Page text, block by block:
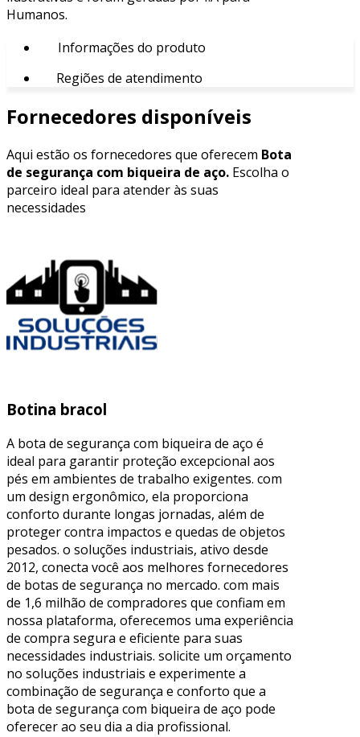
Humanos.
Informações do produto
Regiões de atendimento
Fornecedores disponíveis
Aqui estão os fornecedores que oferecem Bota
de segurança com biqueira de aço. Escolha o
parceiro ideal para atender às suas
necessidades
Botina bracol
A bota de segurança com biqueira de aço é
ideal para garantir proteção excepcional aos
pés em ambientes de trabalho exigentes. com
um design ergonômico, ela proporciona
conforto durante longas jornadas, além de
proteger contra impactos e quedas de objetos
pesados. o soluções industriais, ativo desde
2012, conecta você aos melhores fornecedores
de botas de segurança no mercado. com mais
de 1,6 milhão de compradores que confiam em
nossa plataforma, oferecemos uma experiência
de compra segura e eficiente para suas
necessidades industriais. solicite um orçamento
no soluções industriais e experimente a
combinação de segurança e conforto que a
bota de segurança com biqueira de aço pode
oferecer ao seu dia a dia profissional.